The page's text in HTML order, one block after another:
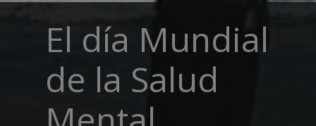
El día Mundial
de la Salud